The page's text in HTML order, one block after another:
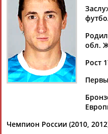
Аслаудин
АБАЕВ
Елена
АБАИМОВА
Тамилла
АБАСОВА
Футбол
обл.
Рост
Чемпион России (2010,